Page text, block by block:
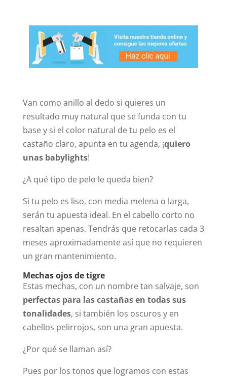
Van como anillo al dedo si quieres un
resultado muy natural que se funda con tu
base y si el color natural de tu pelo es el
castaño claro, apunta en tu agenda, ¡quiero
unas babylights!
¿A qué tipo de pelo le queda bien?
Si tu pelo es liso, con media melena o larga,
serán tu apuesta ideal. En el cabello corto no
resaltan apenas. Tendrás que retocarlas cada 3
meses aproximadamente así que no requieren
un gran mantenimiento.
Mechas ojos de tigre
Estas mechas, con un nombre tan salvaje, son
perfectas para las castañas en todas sus
tonalidades, si también los oscuros y en
cabellos pelirrojos, son una gran apuesta.
¿Por qué se llaman así?
Pues por los tonos que logramos con estas